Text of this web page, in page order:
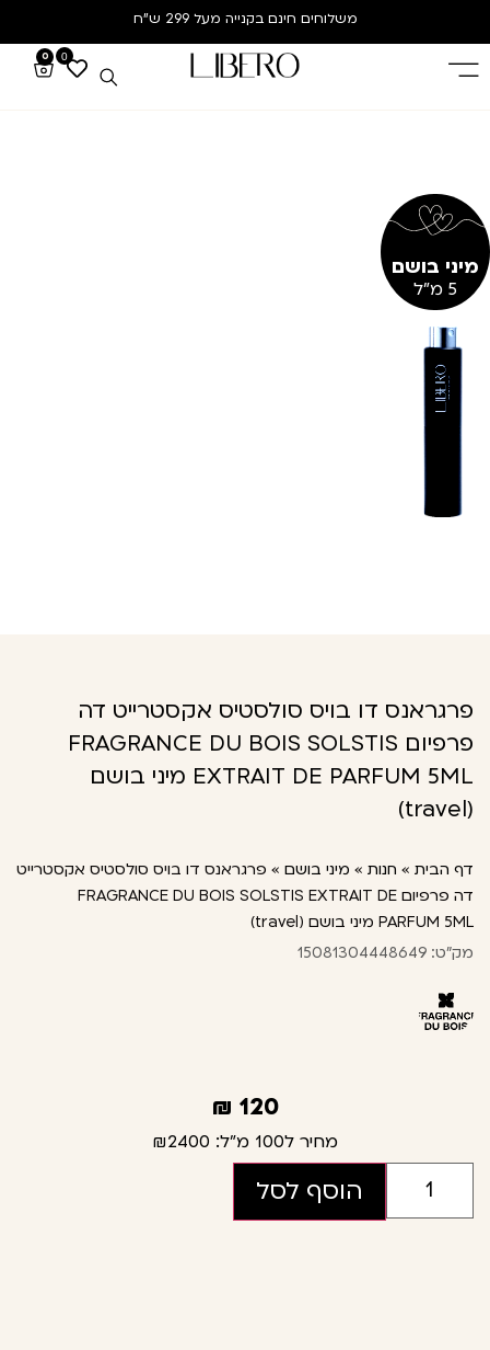
משלוחים חינם בקנייה מעל 299 ש”ח
0
0
מיני בושם
5 מ"ל
פרגראנס דו בויס סולסטיס אקסטרייט דה
פרפיום FRAGRANCE DU BOIS SOLSTIS
EXTRAIT DE PARFUM 5ML מיני בושם
(travel)
דף הבית » חנות » מיני בושם » פרגראנס דו בויס סולסטיס אקסטרייט
דה פרפיום FRAGRANCE DU BOIS SOLSTIS EXTRAIT DE
PARFUM 5ML מיני בושם (travel)
מק"ט: 15081304448649
120
₪
מחיר ל100 מ"ל: ₪2400
הוסף לסל